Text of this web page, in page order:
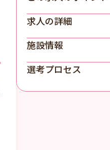
求人の詳細
施設情報
選考プロセス